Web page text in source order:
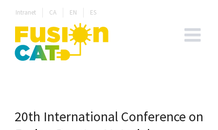
content
Intranet CA EN ES
20th International Conference on